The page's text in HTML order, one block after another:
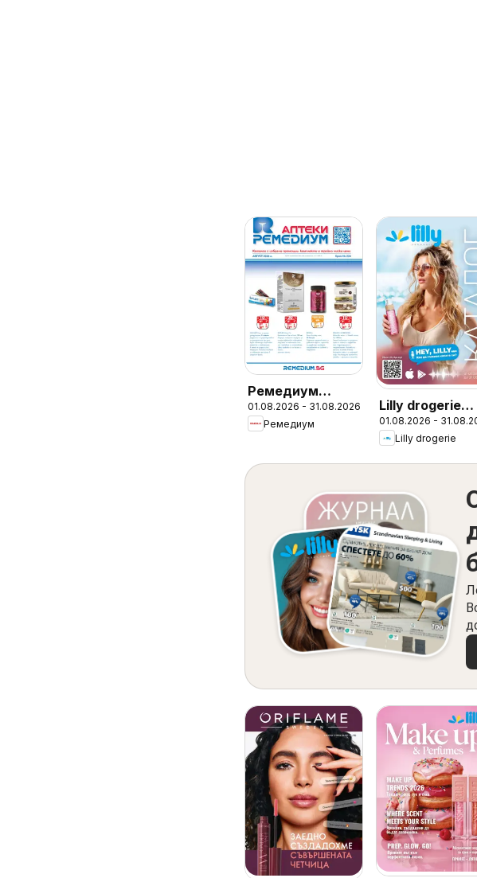
Ремедиум
брошура
01.08.2026 - 31.08.2026
Ремедиум
Lilly drogerie
каталог 08
01.08.2026 -
Lilly drogerie